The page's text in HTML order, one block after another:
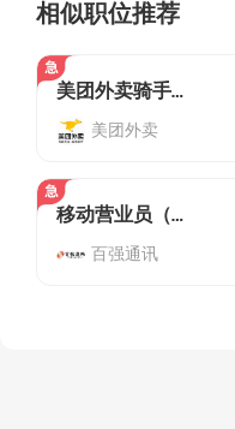
相似职位推荐
美团外卖骑手（银海区）
美团外卖
移动营业员（海城区/银海区）-月休8天
百强通讯